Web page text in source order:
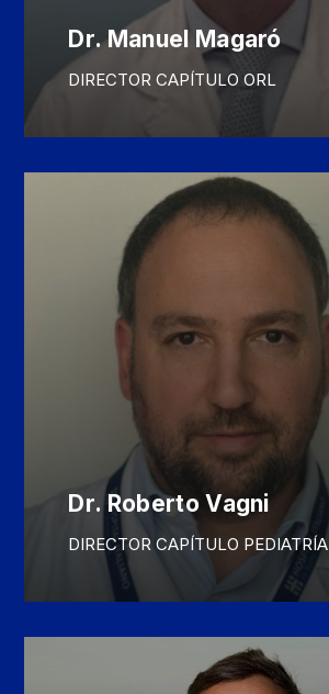
Dr. Manuel Magaró
DIRECTOR CAPÍTULO ORL
Dr. Roberto Vagni
DIRECTOR CAPÍTULO PEDIATRÍA